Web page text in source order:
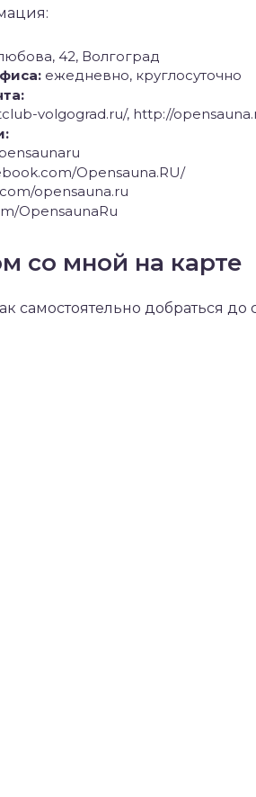
42, Волгоград
ежедневно, круглосуточно
volgograd.ru/, http://
Opensauna.RU/
opensauna.ru
OpensaunaRu
со мной на карте
самостоятельно добраться